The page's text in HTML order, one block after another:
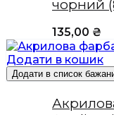
чорний
135,00 ₴
Додати в кошик
Додати в список